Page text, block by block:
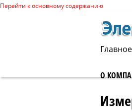
Перейти к основному содержанию
О